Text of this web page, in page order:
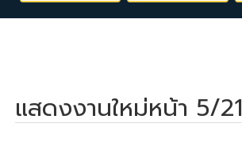
แสดงงานใหม่หน้า 5/21